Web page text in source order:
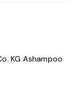
KG Ashampoo